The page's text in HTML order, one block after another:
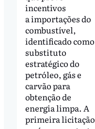
incentivos
a importações do
combustível,
identificado como
substituto
estratégico do
petróleo, gás e
carvão para
obtenção de
energia limpa. A
primeira licitação